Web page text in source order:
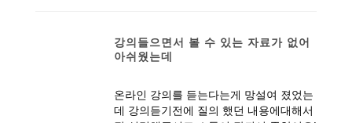
강의들으면서 볼 수 있는 자료가 없어
아쉬웠는데
온라인 강의를 듣는다는게 망설여 졌었는
데 강의듣기전에 질의 했던 내용에대해서